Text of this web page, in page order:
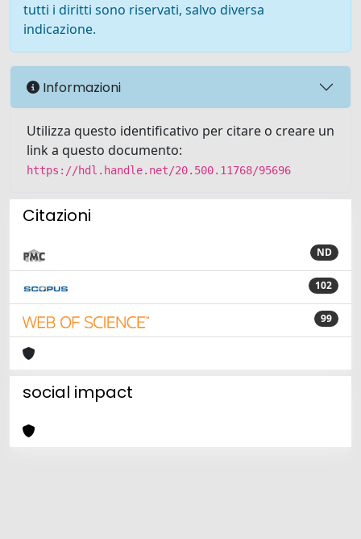
tutti i diritti sono riservati, salvo diversa
indicazione.
Informazioni
Utilizza questo identificativo per citare o creare un
link a questo documento:
https://hdl.handle.net/20.500.11768/95696
Citazioni
ND
102
99
social impact